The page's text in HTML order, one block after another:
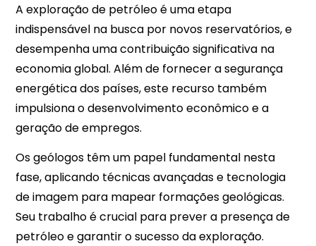
A exploração de petróleo é uma etapa
indispensável na busca por novos reservatórios, e
desempenha uma contribuição significativa na
economia global. Além de fornecer a segurança
energética dos países, este recurso também
impulsiona o desenvolvimento econômico e a
geração de empregos.
Os geólogos têm um papel fundamental nesta
fase, aplicando técnicas avançadas e tecnologia
de imagem para mapear formações geológicas.
Seu trabalho é crucial para prever a presença de
petróleo e garantir o sucesso da exploração.